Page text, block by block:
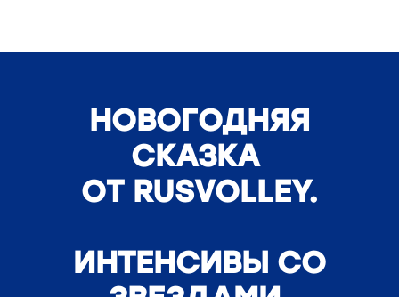
НОВОГОДНЯЯ
СКАЗКА
ОТ RUSVOLLEY.
ИНТЕНСИВЫ СО